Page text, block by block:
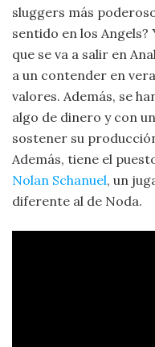
sluggers más
sentido en los Angels?
que se va a salir en
a un contender en
valores. Además, se
algo de dinero y con un
sostener su
Además, tiene el
Nolan Schanuel, un
diferente al de Noda.